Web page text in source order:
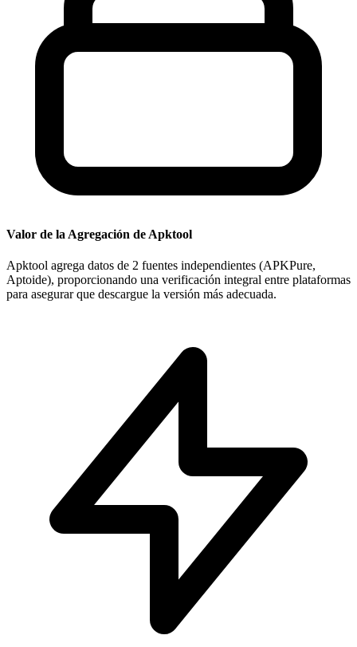
Valor de la Agregación de Apktool
Apktool agrega datos de 2 fuentes independientes (APKPure,
Aptoide), proporcionando una verificación integral entre plataformas
para asegurar que descargue la versión más adecuada.